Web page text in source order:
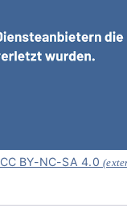
CC BY-NC-SA 4.0